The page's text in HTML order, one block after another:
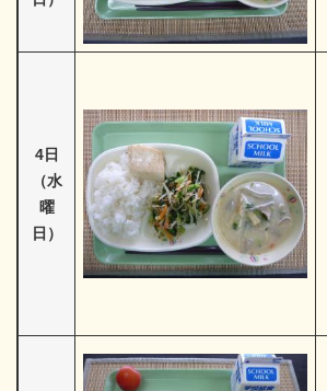
4日
（水
曜
日）